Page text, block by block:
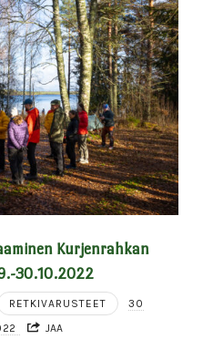
Kurjenrahkan
30.10.2022
RETKIVARUSTEET
30
JAA